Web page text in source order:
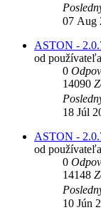
07 Aug
ASTON -
od používateľa
0
14090
18 Júl
ASTON -
od používateľa
0
14148
10 Jún